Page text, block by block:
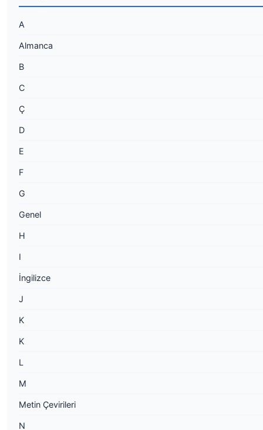
A
Almanca
B
C
Ç
D
E
F
G
Genel
H
I
İngilizce
J
K
K
L
M
Metin Çevirileri
N